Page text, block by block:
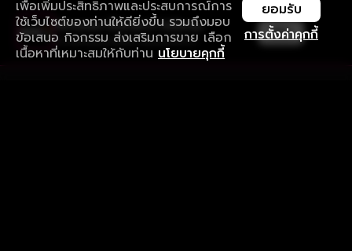
เพื่อเพิ่มประสิทธิภาพและประสบการณ์การ
ใช้เว็บไซต์ของท่านให้ดียิ่งขึ้น รวมถึงมอบ
ข้อเสนอ กิจกรรม ส่งเสริมการขาย เลือก
เนื้อหาที่เหมาะสมให้กับท่าน นโยบายคุกกี้
การตั้งค่าคุกกี้
ยอมรับ
ใช้งานแอป ลื่นไหลกว่า ไม่มีสะดุด
ดาวน์โหลดแอปเพื่อการรับชมที่ดีกว่า เปิด